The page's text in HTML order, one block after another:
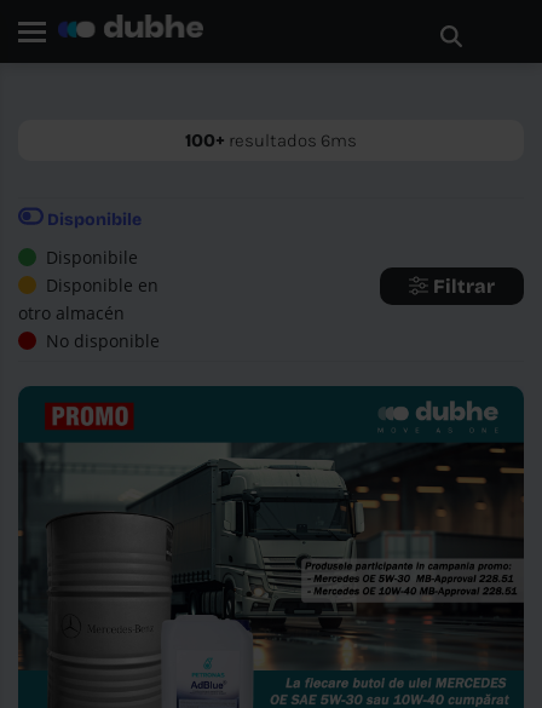
100+ resultados 6ms
Disponibile
Disponibile
Disponible en
otro almacén
No disponible
Filtrar